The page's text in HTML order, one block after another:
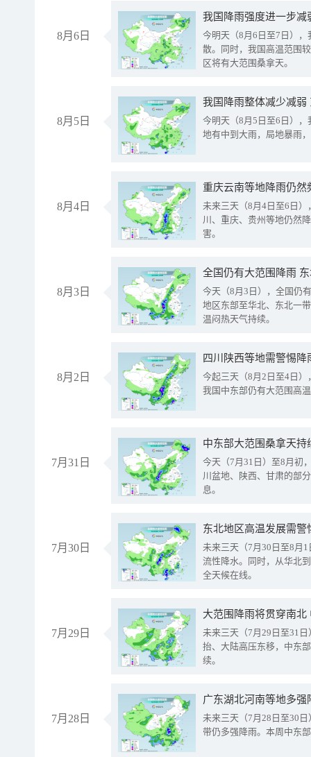
8月6日
今明天（8月6日至7日）
散。同时，我国高温范围
区将有大范围桑拿天。
8月5日
我国降雨整体减少减弱
今明天（8月5日至6日）
地有中到大雨，局地暴雨
8月4日
重庆云南等地降雨仍然
未来三天（8月4日至6日
川、重庆、贵州等地仍然
害。
8月3日
全国仍有大范围降雨
今天（8月3日），全国仍
地区东部至华北、东北一
温闷热天气持续。
8月2日
今起三天（8月2日至4日
我国中东部仍有大范围高
7月31日
中东部大范围桑拿天
今天（7月31日）至8月初
川盆地、陕西、甘肃的部
息。
7月30日
东北地区高温发展需
未来三天（7月30日至8月
流性降水。同时，从华北
全天候在线。
7月29日
大范围降雨将贯穿南
未来三天（7月29日至31
抬、大陆高压东移，中东
续。
7月28日
广东湖北河南等地多
未来三天（7月28日至30
带仍多强降雨。本周中东